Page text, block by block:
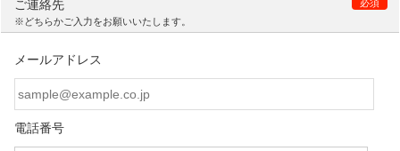
ご連絡先
必須
※どちらかご入力をお願いいたします。
メールアドレス
電話番号